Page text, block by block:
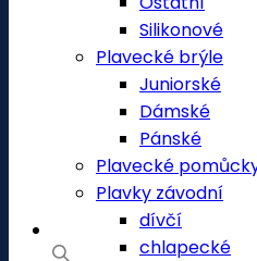
Silikonové
Plavecké brýle
Juniorské
Dámské
Pánské
Plavecké
Plavky závodní
dívčí
chlapecké